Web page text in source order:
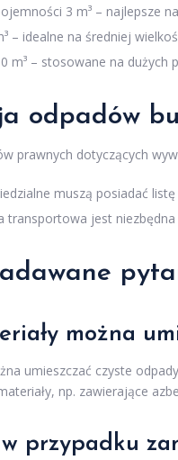
3 m³ – najlepsze
– idealne na średniej
m³ – stosowane na dużych
odpadów
prawnych dotyczących
muszą posiadać
transportowa jest
można
umieszczać czyste
np. zawierające
przypadku